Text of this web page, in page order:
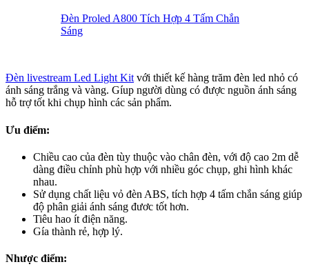
Đèn Proled A800 Tích Hợp 4 Tấm Chắn
Sáng
Đèn livestream Led Light Kit với thiết kế hàng trăm đèn led nhỏ có
ánh sáng trắng và vàng. Gíup người dùng có được nguồn ánh sáng
hỗ trợ tốt khi chụp hình các sản phẩm.
Ưu điểm:
Chiều cao của đèn tùy thuộc vào chân đèn, với độ cao 2m dễ
dàng điều chỉnh phù hợp với nhiều góc chụp, ghi hình khác
nhau.
Sử dụng chất liệu vỏ đèn ABS, tích hợp 4 tấm chắn sáng giúp
độ phân giải ánh sáng đươc tốt hơn.
Tiêu hao ít điện năng.
Gía thành rẻ, hợp lý.
Nhược điểm: